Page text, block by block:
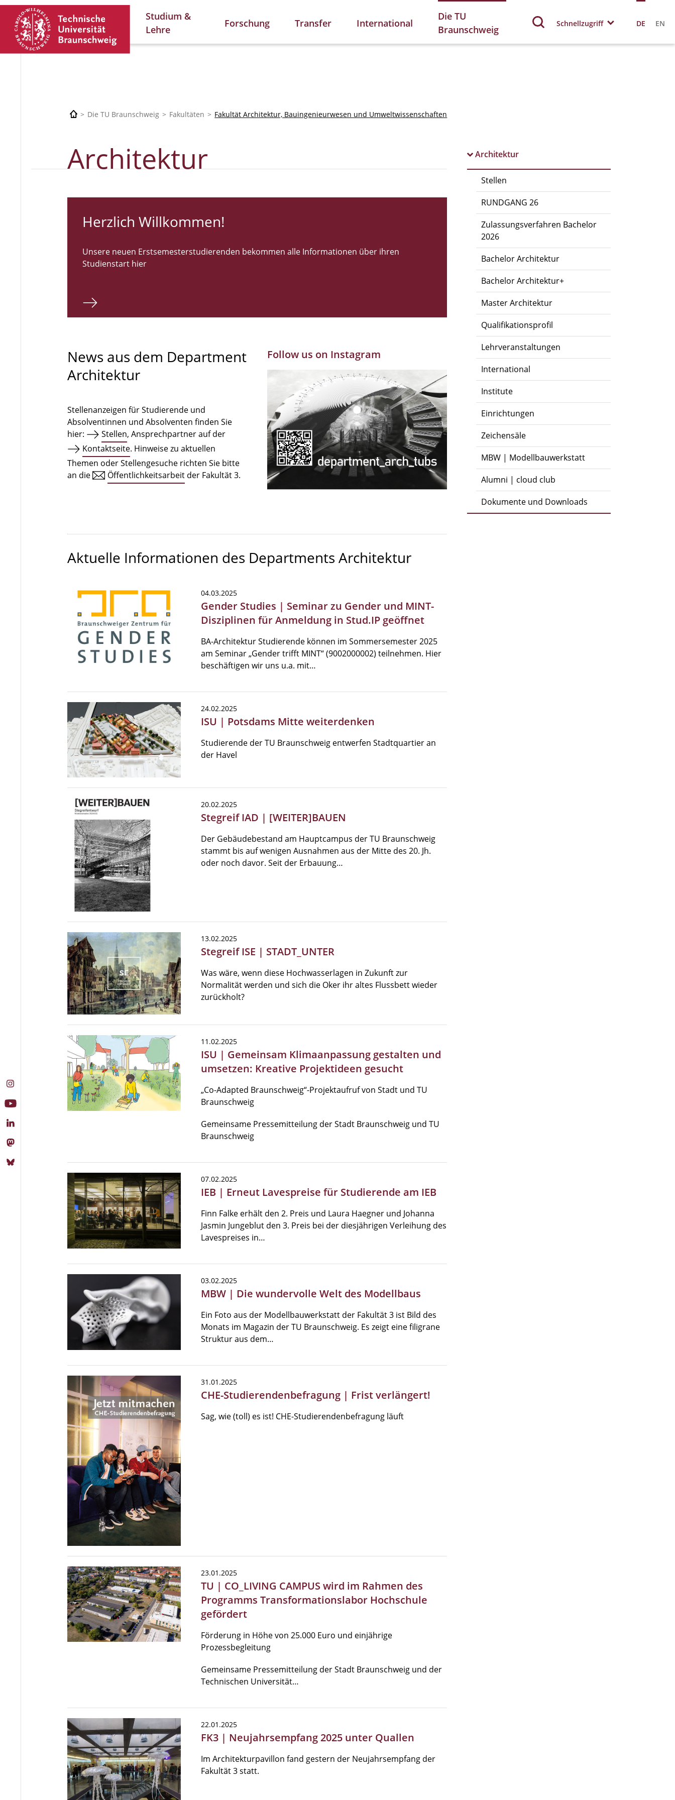
Studium &
Lehre
Forschung Transfer International
Die TU
Braunschweig
Schnellzugriff DE EN
Die TU Braunschweig Fakultäten Fakultät Architektur, Bauingenieurwesen und Umweltwissenschaften
Architektur
Stellen
RUNDGANG 26
Zulassungsverfahren Bachelor
2026
Bachelor Architektur
Bachelor Architektur+
Master Architektur
Qualifikationsprofil
Lehrveranstaltungen
International
Institute
Einrichtungen
Zeichensäle
MBW | Modellbauwerkstatt
Alumni | cloud club
Dokumente und Downloads
Architektur
Herzlich Willkommen!
Unsere neuen Erstsemesterstudierenden bekommen alle Informationen über ihren
Studienstart hier
News aus dem Department
Architektur
Stellenanzeigen für Studierende und
Absolventinnen und Absolventen finden Sie
hier:
Stellen, Ansprechpartner auf der
Kontaktseite. Hinweise zu aktuellen
Themen oder Stellengesuche richten Sie bitte
an die
Öffentlichkeitsarbeit der Fakultät 3.
Follow us on Instagram
Aktuelle Informationen des Departments Architektur
04.03.2025
Gender Studies | Seminar zu Gender und MINT-
Disziplinen für Anmeldung in Stud.IP geöffnet
BA-Architektur Studierende können im Sommersemester 2025
am Seminar „Gender trifft MINT“ (9002000002) teilnehmen. Hier
beschäftigen wir uns u.a. mit…
24.02.2025
ISU | Potsdams Mitte weiterdenken
Studierende der TU Braunschweig entwerfen Stadtquartier an
der Havel
20.02.2025
Stegreif IAD | [WEITER]BAUEN
Der Gebäudebestand am Hauptcampus der TU Braunschweig
stammt bis auf wenigen Ausnahmen aus der Mitte des 20. Jh.
oder noch davor. Seit der Erbauung…
13.02.2025
Stegreif ISE | STADT_UNTER
Was wäre, wenn diese Hochwasserlagen in Zukunft zur
Normalität werden und sich die Oker ihr altes Flussbett wieder
zurückholt?
11.02.2025
ISU | Gemeinsam Klimaanpassung gestalten und
umsetzen: Kreative Projektideen gesucht
„Co-Adapted Braunschweig“-Projektaufruf von Stadt und TU
Braunschweig
Gemeinsame Pressemitteilung der Stadt Braunschweig und TU
Braunschweig
07.02.2025
IEB | Erneut Lavespreise für Studierende am IEB
Finn Falke erhält den 2. Preis und Laura Haegner und Johanna
Jasmin Jungeblut den 3. Preis bei der diesjährigen Verleihung des
Lavespreises in…
03.02.2025
MBW | Die wundervolle Welt des Modellbaus
Ein Foto aus der Modellbauwerkstatt der Fakultät 3 ist Bild des
Monats im Magazin der TU Braunschweig. Es zeigt eine filigrane
Struktur aus dem…
31.01.2025
CHE-Studierendenbefragung | Frist verlängert!
Sag, wie (toll) es ist! CHE-Studierendenbefragung läuft
23.01.2025
TU | CO_LIVING CAMPUS wird im Rahmen des
Programms Transformationslabor Hochschule
gefördert
Förderung in Höhe von 25.000 Euro und einjährige
Prozessbegleitung
Gemeinsame Pressemitteilung der Stadt Braunschweig und der
Technischen Universität…
22.01.2025
FK3 | Neujahrsempfang 2025 unter Quallen
Im Architekturpavillon fand gestern der Neujahrsempfang der
Fakultät 3 statt.